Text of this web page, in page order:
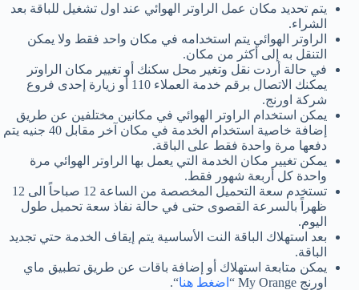
يتم تحديد مكان عمل الراوتر الهوائي عند اول تشغيل للباقة بعد
الشراء.
الراوتر الهوائي يتم استخدامه في مكان واحد فقط ولا يمكن
التنقل به إلى أكثر من مكان.
في حالة أردت نقل وتغير محل سكنك أو تغيير مكان الراوتر
يمكنك الاتصال برقم خدمة العملاء 110 أو زيارة إحدى فروع
شركة اورنج.
يمكن استخدام الراوتر الهوائي في مكانين مختلفين عن طريق
إضافة خاصية استخدام الخدمة في مكان آخر مقابل 40 جنيه يتم
دفعها مرة واحدة فقط على الباقة.
يمكن تغيير مكان الخدمة التي يعمل بها الراوتر الهوائي مرة
واحدة كل أربعة شهور فقط.
تستخدم سعة التحميل المخصصة من الساعة 12 صباحاً الى 12
ظهراً بالسرعة القصوى حتى في حالة نفاذ سعة تحميل طول
اليوم.
بعد استهلاك الباقة النت الأساسية يتم إيقاف الخدمة حتي تجديد
الباقة.
يمكن متابعة استهلاك أو إضافة باقات عن طريق تطبيق ماي
اورنج My Orange “
اضغط هنا“.